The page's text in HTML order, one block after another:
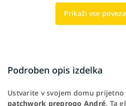
Prikaži vse
Podroben opis izdelka
Ustvarite v svojem domu prijetno
patchwork preprogo André. Ta